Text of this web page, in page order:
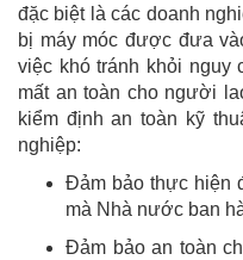
đặc biệt là các doanh
bị máy móc được đưa
việc khó tránh khỏi nguy
mất an toàn cho người
kiểm định an toàn kỹ
nghiệp:
Đảm bảo thực hiện
mà Nhà nước ban
Đảm bảo an toàn